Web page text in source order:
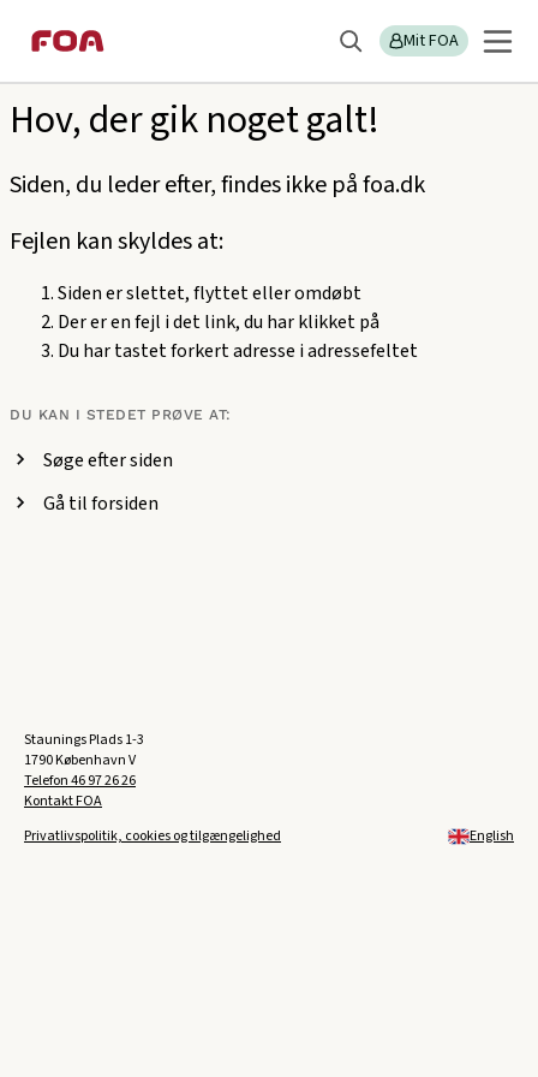
til
hovedindhold
til
hovedmenu
Søg Mit FOA
menu
404
Hov, der gik noget galt!
Siden, du leder efter, findes ikke på foa.dk
Fejlen kan skyldes at:
Siden er slettet, flyttet eller omdøbt
Der er en fejl i det link, du har klikket på
Du har tastet forkert adresse i adressefeltet
DU KAN I STEDET PRØVE AT:
Søge efter siden
Gå til forsiden
Staunings Plads 1-3
1790 København V
Telefon46 97 26 26
Kontakt FOA
Privatlivspolitik, cookies og tilgængelighed
English